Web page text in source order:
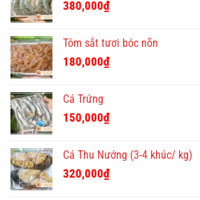
380,000₫
Tôm sắt tươi bóc nõn
180,000₫
Cá Trứng
150,000₫
Cá Thu Nướng (3-4 khúc/ kg)
320,000₫